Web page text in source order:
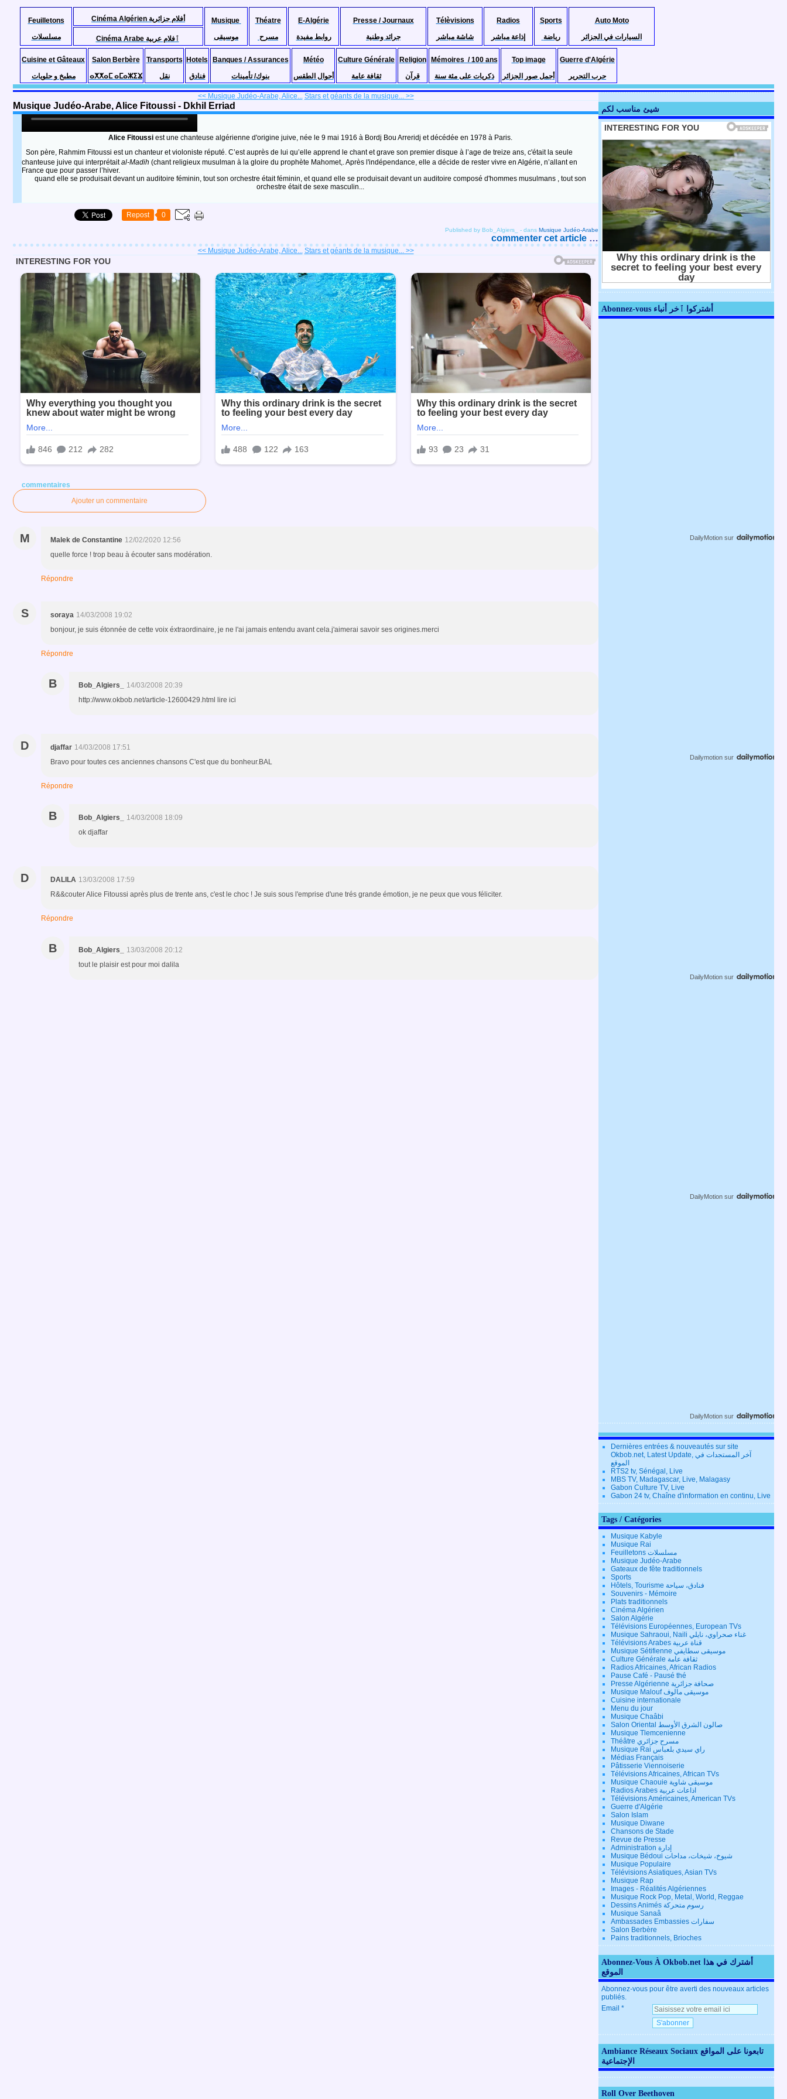
Feuilletons
مسلسلات
Cinéma Algérien أفلام جزائرية
Musique
موسيقى
Théatre
مسرح
E-Algérie
روابط مفيدة
Presse / Journaux
جرائد وطنية
Télèvisions
شاشة مباشر
Radios
إذاعة مباشر
Sports
رياضة
Auto Moto
السيارات في الجزائر
Cinéma Arabe ٱفلام عربية
Cuisine et Gâteaux
مطبخ و حلويات
Salon Berbère
ⴰⵅⵅⴰⵎ ⴰⵎⴰⵣⵉⴴ
Transports
نقل
Hotels
فنادق
Banques / Assurances
بنوك/ تأمينات
Météo
أحوال الطقس
Culture Générale
ثقافة عامة
Religion
قرآن
Mémoires / 100 ans
ذكريات على مئة سنة
Top image
أجمل صور الجزائر
Guerre d'Algérie
حرب التحرير
<< Musique Judéo-Arabe, Alice... Stars et géants de la musique... >>
Musique Judéo-Arabe, Alice Fitoussi - Dkhil Erriad
Alice Fitoussiest une chanteuse algérienne d'origine juive, née le 9 mai 1916 à Bordj Bou Arreridj et décédée en 1978 à Paris.
Son père, Rahmim Fitoussi est un chanteur et violoniste réputé. C’est auprès de lui qu’elle apprend le chant et grave son premier disque à l’age de treize ans, c'était la seule
chanteuse juive qui interprétaital-Madih (chant religieux musulman à la gloire du prophète Mahomet,. Après l'indépendance, elle a décide de rester vivre en Algérie, n’allant en
France que pour passer l’hiver.
quand elle se produisait devant un auditoire féminin, tout son orchestre était féminin, et quand elle se produisait devant un auditoire composé d'hommes musulmans , tout son
orchestre était de sexe masculin...
Repost 0
Published by Bob_Algiers_ - dans Musique Judéo-Arabe
commenter cet article …
<< Musique Judéo-Arabe, Alice... Stars et géants de la musique... >>
commentaires
Ajouter un commentaire
M Malek de Constantine 12/02/2020 12:56
quelle force ! trop beau à écouter sans modération.
Répondre
S soraya 14/03/2008 19:02
bonjour, je suis étonnée de cette voix éxtraordinaire, je ne l'ai jamais entendu avant cela.j'aimerai savoir ses origines.merci
Répondre
B Bob_Algiers_
14/03/2008 20:39
http://www.okbob.net/article-12600429.html lire ici
D djaffar 14/03/2008 17:51
Bravo pour toutes ces anciennes chansons C'est que du bonheur.BAL
Répondre
B Bob_Algiers_
14/03/2008 18:09
ok djaffar
D DALILA 13/03/2008 17:59
R&&couter Alice Fitoussi après plus de trente ans, c'est le choc ! Je suis sous l'emprise d'une trés grande émotion, je ne peux que vous féliciter.
Répondre
B Bob_Algiers_
13/03/2008 20:12
tout le plaisir est pour moi dalila
شيئ مناسب لكم
Abonnez-vous أشتركوا ٱخر أنباء
DailyMotion sur
Dailymotion sur
DailyMotion sur
DailyMotion sur
DailyMotion sur
Dernières entrées & nouveautés sur site
Okbob.net, Latest Update, آخر المستجدات في
الموقع
RTS2 tv, Sénégal, Live
MBS TV, Madagascar, Live, Malagasy
Gabon Culture TV, Live
Gabon 24 tv, Chaîne d'information en continu, Live
Tags / Catégories
Musique Kabyle
Musique Rai
Feuilletons مسلسلات
Musique Judéo-Arabe
Gateaux de fête traditionnels
Sports
Hôtels, Tourisme فنادق، سياحة
Souvenirs - Mémoire
Plats traditionnels
Cinéma Algérien
Salon Algérie
Télévisions Européennes, European TVs
Musique Sahraoui, Naili غناء صحراوي، نايلي
Télévisions Arabes قناة عربية
Musique Sétifienne موسيقى سطايفي
Culture Générale ثقافة عامة
Radios Africaines, African Radios
Pause Café - Pausé thé
Presse Algérienne صحافة جزائرية
Musique Malouf موسيقى مالوف
Cuisine internationale
Menu du jour
Musique Chaâbi
Salon Oriental صالون الشرق الأوسط
Musique Tlemcenienne
Théâtre مسرح جزائري
Musique Rai راي سيدي بلعباس
Médias Français
Pâtisserie Viennoiserie
Télévisions Africaines, African TVs
Musique Chaouie موسيقى شاوية
Radios Arabes اذاعات عربية
Télévisions Américaines, American TVs
Guerre d'Algérie
Salon Islam
Musique Diwane
Chansons de Stade
Revue de Presse
Administration إدارة
Musique Bédoui شيوخ، شيخات، مداحات
Musique Populaire
Télévisions Asiatiques, Asian TVs
Musique Rap
Images - Réalités Algériennes
Musique Rock Pop, Metal, World, Reggae
Dessins Animés رسوم متحركة
Musique Sanaâ
Ambassades Embassies سفارات
Salon Berbère
Pains traditionnels, Brioches
Abonnez-Vous À Okbob.net أشترك في هذا
الموقع
Abonnez-vous pour être averti des nouveaux articles
publiés.
Email
Ambiance Réseaux Sociaux تابعونا على المواقع
الإجتماعية
Roll Over Beethoven